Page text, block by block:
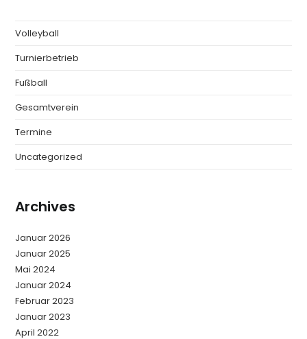
Volleyball
Turnierbetrieb
Fußball
Gesamtverein
Termine
Uncategorized
Archives
Januar 2026
Januar 2025
Mai 2024
Januar 2024
Februar 2023
Januar 2023
April 2022